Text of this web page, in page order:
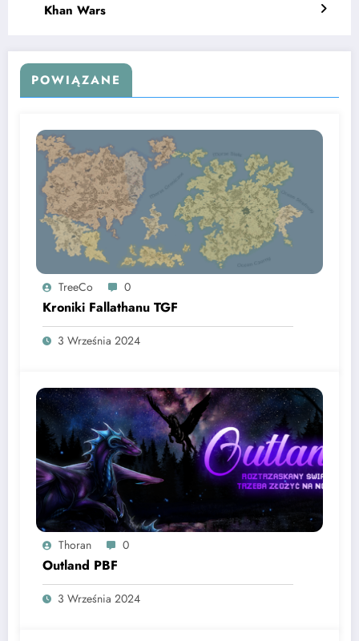
Khan Wars
POWIĄZANE
TreeCo 0
Kroniki Fallathanu TGF
3 Września 2024
Thoran 0
Outland PBF
3 Września 2024